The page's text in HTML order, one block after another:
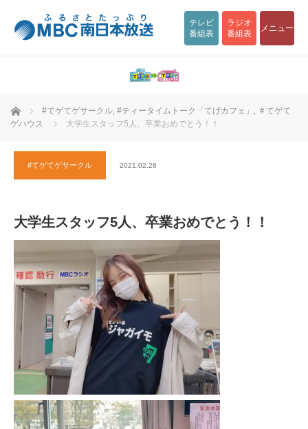
テレビ
番組表
ラジオ
番組表
メニュー
ホーム #てゲてゲサークル, #ティータイムトーク「てげカフェ」 , ＃てゲて
ゲハウス
大学生スタッフ5人、卒業おめでとう！！
#てゲてゲサークル 2021.02.28
大学生スタッフ5人、卒業おめでとう！！